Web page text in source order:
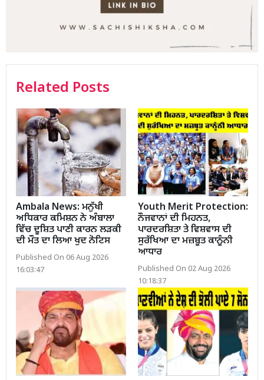
Related Posts
Ambala News: ਮਨੁੱਖੀ
ਅਧਿਕਾਰ ਕਮਿਸ਼ਨ ਨੇ ਅੰਬਾਲਾ
ਵਿੱਚ ਦੂਸ਼ਿਤ ਪਾਣੀ ਕਾਰਨ ਲੜਕੀ
ਦੀ ਮੌਤ ਦਾ ਲਿਆ ਖੁਦ ਨੋਟਿਸ
Published On 06 Aug 2026
16:03:47
Youth Merit Protection:
ਨੌਜਵਾਨਾਂ ਦੀ ਮਿਹਨਤ,
ਪਾਰਦਰਸ਼ਿਤਾ ਤੇ ਵਿਸ਼ਵਾਸ ਦੀ
ਸੁਰੱਖਿਆ ਦਾ ਮਜ਼ਬੂਤ ਕਾਨੂੰਨੀ
ਆਧਾਰ
Published On 02 Aug 2026
10:18:37